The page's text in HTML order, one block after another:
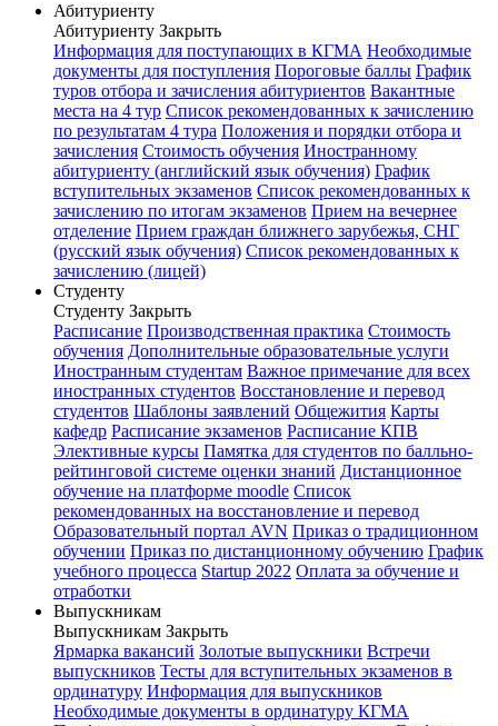
Абитуриенту
Абитуриенту Закрыть
Информация для поступающих в КГМА Необходимые
документы для поступления Пороговые баллы График
туров отбора и зачисления абитуриентов Вакантные
места на 4 тур Список рекомендованных к зачислению
по результатам 4 тура Положения и порядки отбора и
зачисления Стоимость обучения Иностранному
абитуриенту (английский язык обучения) График
вступительных экзаменов Список рекомендованных к
зачислению по итогам экзаменов Прием на вечернее
отделение Прием граждан ближнего зарубежья, СНГ
(русский язык обучения) Список рекомендованных к
зачислению (лицей)
Студенту
Студенту Закрыть
Расписание Производственная практика Стоимость
обучения Дополнительные образовательные услуги
Иностранным студентам Важное примечание для всех
иностранных студентов Восстановление и перевод
студентов Шаблоны заявлений Общежития Карты
кафедр Расписание экзаменов Расписание КПВ
Элективные курсы Памятка для студентов по балльно-
рейтинговой системе оценки знаний Дистанционное
обучение на платформе moodle Список
рекомендованных на восстановление и перевод
Образовательный портал AVN Приказ о традиционном
обучении Приказ по дистанционному обучению График
учебного процесса Startup 2022 Оплата за обучение и
отработки
Выпускникам
Выпускникам Закрыть
Ярмарка вакансий Золотые выпускники Встречи
выпускников Тесты для вступительных экзаменов в
ординатуру Информация для выпускников
Необходимые документы в ординатуру КГМА